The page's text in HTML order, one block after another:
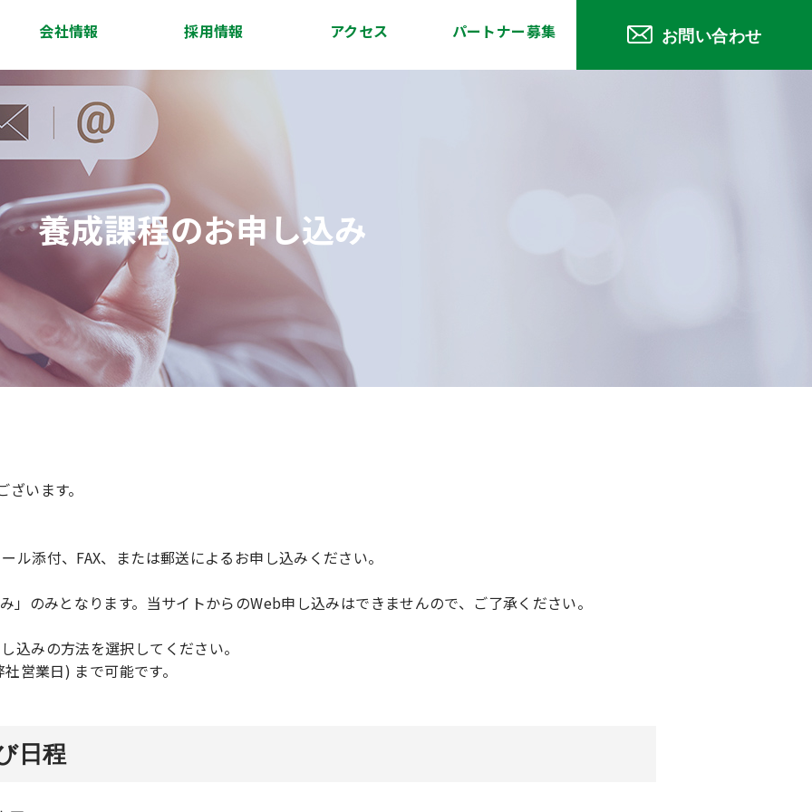
会社情報
会社概要
代表挨拶
経営理念
沿革
スタッフ紹介
アクセス
採用情報 アクセス パートナー募集 お問い合わせ
養成課程のお申し込み
います。
添付、FAX、または郵送によるお申し込みください。
」のみとなります。当サイトからのWeb申し込みはできませんので、ご了承ください。
込みの方法を選択してください。
営業日) まで可能です。
日程